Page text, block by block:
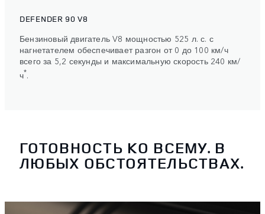
DEFENDER 90 V8
Бензиновый двигатель V8 мощностью 525 л. с. с
нагнетателем обеспечивает разгон от 0 до 100 км/ч
всего за 5,2 секунды и максимальную скорость 240 км/
ч*.
ГОТОВНОСТЬ КО ВСЕМУ. В
ЛЮБЫХ ОБСТОЯТЕЛЬСТВАХ.